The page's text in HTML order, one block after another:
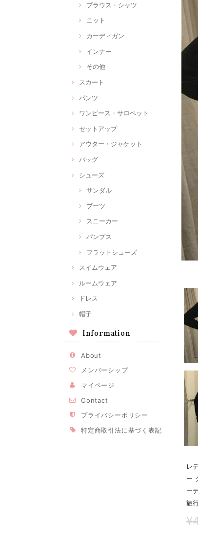
ブラウス・シャツ
ニット
カーディガン
インナー
その他
スカート
パンツ
ワンピース・サロペット
セットアップ
アウター・ジャケット
バッグ
シューズ
サンダル
ブーツ
スニーカー
パンプス
フラットシューズ
スイムウェア
ルームウェア
ドレス
帽子
Information
About
メンバーシップ
マイページ
Contact
プライバシーポリシー
特定商取引法に基づく表記
レ
ー
ー
旅